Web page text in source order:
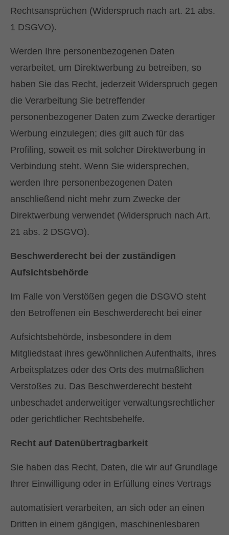
Rechtsansprüchen (Widerspruch nach art. 21 abs.
1 DSGVO).
Werden Ihre personenbezogenen Daten
verarbeitet, um Direktwerbung zu betreiben, so
haben Sie das Recht, jederzeit Widerspruch gegen
die Verarbeitung Sie betreffender
personenbezogener Daten zum Zwecke derartiger
Werbung einzulegen; dies gilt auch für das
Profiling, soweit es mit solcher Direktwerbung in
Verbindung steht. Wenn Sie widersprechen,
werden Ihre personenbezogenen Daten
anschließend nicht mehr zum Zwecke der
Direktwerbung verwendet (Widerspruch nach Art.
21 abs. 2 DSGVO).
Beschwerderecht bei der zuständigen
Aufsichtsbehörde
Im Falle von Verstößen gegen die DSGVO steht
den Betroffenen ein Beschwerderecht bei einer
Aufsichtsbehörde, insbesondere in dem
Mitgliedstaat ihres gewöhnlichen Aufenthalts, ihres
Arbeitsplatzes oder des Orts des mutmaßlichen
Verstoßes zu. Das Beschwerderecht besteht
unbeschadet anderweitiger verwaltungsrechtlicher
oder gerichtlicher Rechtsbehelfe.
Recht auf Datenübertragbarkeit
Sie haben das Recht, Daten, die wir auf Grundlage
Ihrer Einwilligung oder in Erfüllung eines Vertrags
automatisiert verarbeiten, an sich oder an einen
Dritten in einem gängigen, maschinenlesbaren